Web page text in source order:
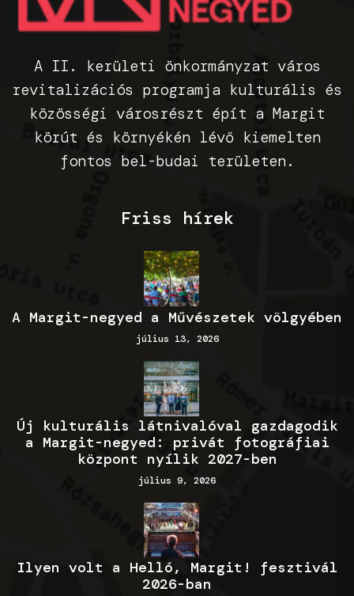
A II. kerületi önkormányzat város
revitalizációs programja kulturális és
közösségi városrészt épít a Margit
körút és környékén lévő kiemelten
fontos bel-budai területen.
Friss hírek
A Margit-negyed a Művészetek völgyében
július 13, 2026
Új kulturális látnivalóval gazdagodik
a Margit-negyed: privát fotográfiai
központ nyílik 2027-ben
július 9, 2026
Ilyen volt a Helló, Margit! fesztivál
2026-ban